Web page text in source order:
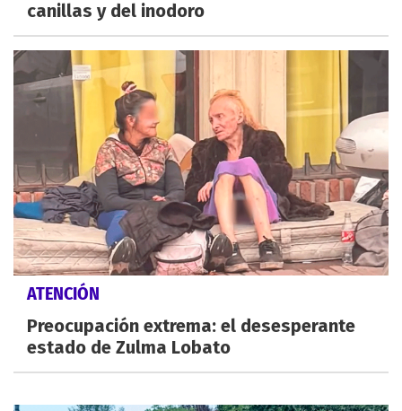
canillas y del inodoro
ATENCIÓN
Preocupación extrema: el desesperante
estado de Zulma Lobato